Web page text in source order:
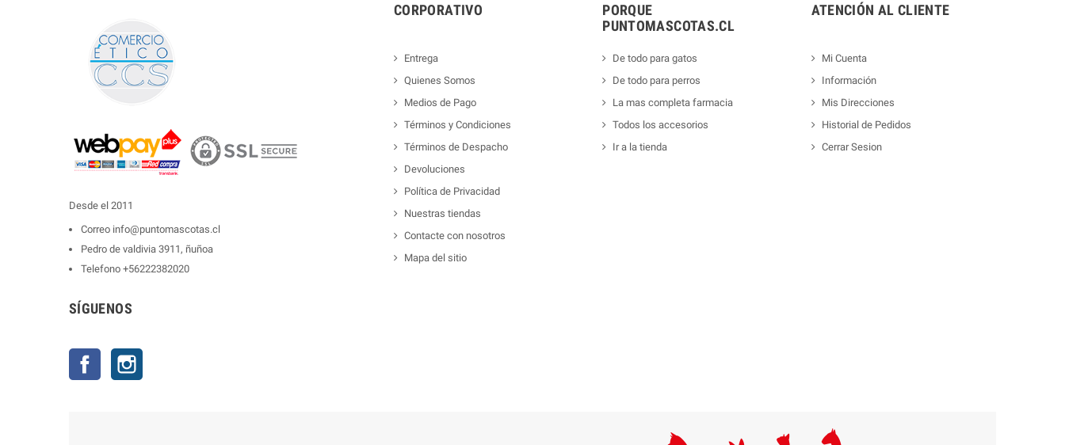
Desde el 2011
Correo info@puntomascotas.cl
Pedro de valdivia 3911, ñuñoa
Telefono +56222382020
SÍGUENOS
Facebook
CORPORATIVO
Entrega
Quienes Somos
Medios de Pago
Términos y Condiciones
Términos de Despacho
Devoluciones
Política de Privacidad
Nuestras tiendas
Contacte con nosotros
Mapa del sitio
PORQUE
PUNTOMASCOTAS.CL
De todo para gatos
De todo para perros
La mas completa farmacia
Todos los accesorios
Ir a la tienda
ATENCIÓN AL CLIENTE
Mi Cuenta
Información
Mis Direcciones
Historial de Pedidos
Cerrar Sesion